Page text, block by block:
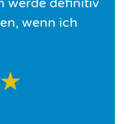
werde definitiv
wenn ich
★